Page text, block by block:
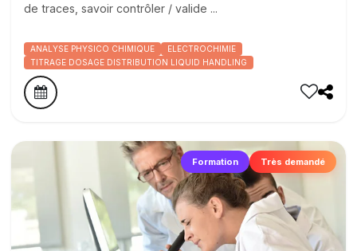
de traces, savoir contrôler / valide ...
ANALYSE PHYSICO CHIMIQUE
ELECTROCHIMIE
TITRAGE DOSAGE DISTRIBUTION LIQUID HANDLING
Formation Très demandé